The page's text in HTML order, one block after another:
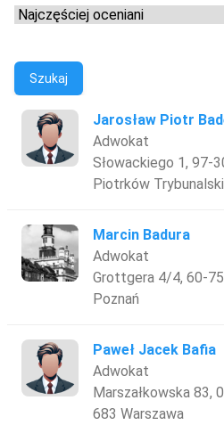
Szukaj
Jarosław Piotr
Adwokat
Słowackiego 1, 97-
Piotrków Trybunalski
Marcin Badura
Adwokat
Grottgera 4/4, 60-
Poznań
Paweł Jacek Bafia
Adwokat
Marszałkowska 83,
683 Warszawa